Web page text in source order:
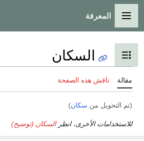
القائمة الرئيسية
المعرفة
تبديل عرض جدول المحتويات
السكان
مقالة ناقش هذه الصفحة
(تم التحويل من سكان)
للاستخدامات الأخرى، انظرالسكان (توضيح)